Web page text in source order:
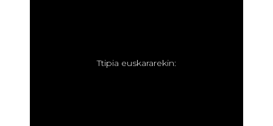
Ttipia euskararekin: